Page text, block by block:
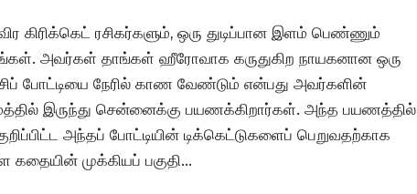
கிரிக்கெட் ரசிகர்களும், ஒரு துடிப்பான இளம் பெண்ணும்
அவர்கள் தாங்கள் ஹீரோவாக கருதுகிற நாயகனான ஒரு
போட்டியை நேரில் காண வேண்டும் என்பது அவர்களின்
இருந்து சென்னைக்கு பயணக்கிறார்கள். அந்த பயணத்தில்
அந்தப் போட்டியின் டிக்கெட்டுகளைப் பெறுவதற்காக
முக்கியப் பகுதி…